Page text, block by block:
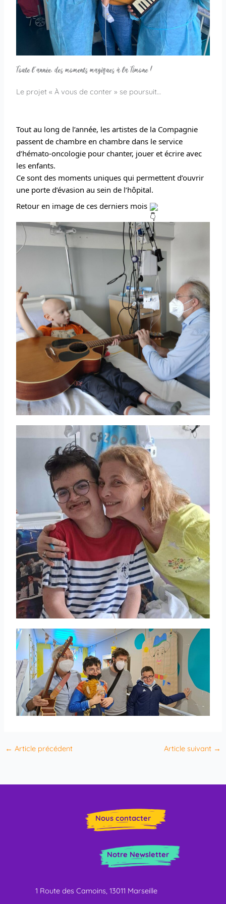
Toute l'année, des moments magiques à la Timone !
Le projet « À vous de conter » se poursuit…
Tout au long de l’année, les artistes de la Compagnie
passent de chambre en chambre dans le service
d’hémato-oncologie pour chanter, jouer et écrire avec
les enfants.
Ce sont des moments uniques qui permettent d’ouvrir
une porte d’évasion au sein de l’hôpital.
Retour en image de ces derniers mois
← Article précédent Article suivant →
Nous contacter
Notre Newsletter
1 Route des Camoins, 13011 Marseille